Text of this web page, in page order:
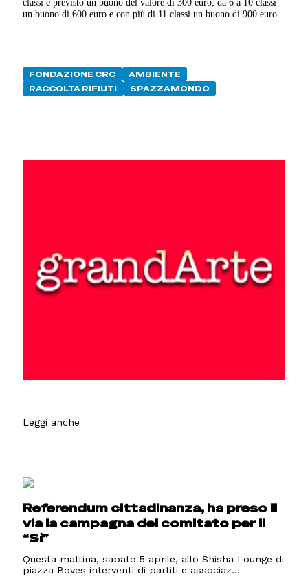
classi è previsto un buono del valore di 300 euro; da 6 a 10 classi
un buono di 600 euro e con più di 11 classi un buono di 900 euro.
FONDAZIONE CRC
AMBIENTE
RACCOLTA RIFIUTI
SPAZZAMONDO
Leggi anche
Referendum cittadinanza, ha preso il
via la campagna del comitato per il
“Sì”
Questa mattina, sabato 5 aprile, allo Shisha Lounge di
piazza Boves interventi di partiti e associaz...